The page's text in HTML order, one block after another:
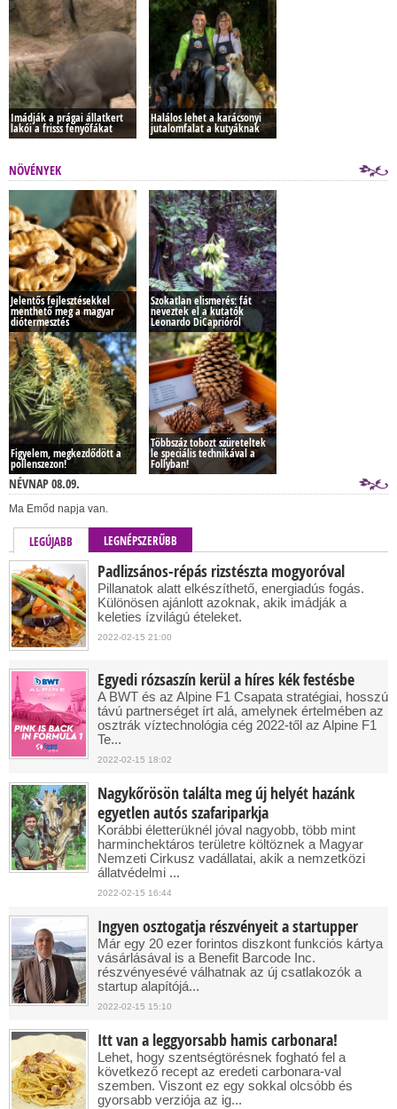
Imádják a prágai állatkert
lakói a frisss fenyőfákat
Halálos lehet a karácsonyi
jutalomfalat a kutyáknak
NÖVÉNYEK
Jelentős fejlesztésekkel
menthető meg a magyar
diótermesztés
Szokatlan elismerés: fát
neveztek el a kutatók
Leonardo DiCaprióról
Figyelem, megkezdődött a
pollenszezon!
Többszáz tobozt szüreteltek
le speciális technikával a
Follyban!
NÉVNAP 08.09.
Ma Emőd napja van.
LEGÚJABB LEGNÉPSZERŰBB
Padlizsános-répás rizstészta mogyoróval
Pillanatok alatt elkészíthető, energiadús fogás.
Különösen ajánlott azoknak, akik imádják a
keleties ízvilágú ételeket.
2022-02-15 21:00
Egyedi rózsaszín kerül a híres kék festésbe
A BWT és az Alpine F1 Csapata stratégiai, hosszú
távú partnerséget írt alá, amelynek értelmében az
osztrák víztechnológia cég 2022-től az Alpine F1
Te...
2022-02-15 18:02
Nagykőrösön találta meg új helyét hazánk
egyetlen autós szafariparkja
Korábbi életterüknél jóval nagyobb, több mint
harminchektáros területre költöznek a Magyar
Nemzeti Cirkusz vadállatai, akik a nemzetközi
állatvédelmi ...
2022-02-15 16:44
Ingyen osztogatja részvényeit a startupper
Már egy 20 ezer forintos diszkont funkciós kártya
vásárlásával is a Benefit Barcode Inc.
részvényesévé válhatnak az új csatlakozók a
startup alapítójá...
2022-02-15 15:10
Itt van a leggyorsabb hamis carbonara!
Lehet, hogy szentségtörésnek fogható fel a
következő recept az eredeti carbonara-val
szemben. Viszont ez egy sokkal olcsóbb és
gyorsabb verziója az ig...